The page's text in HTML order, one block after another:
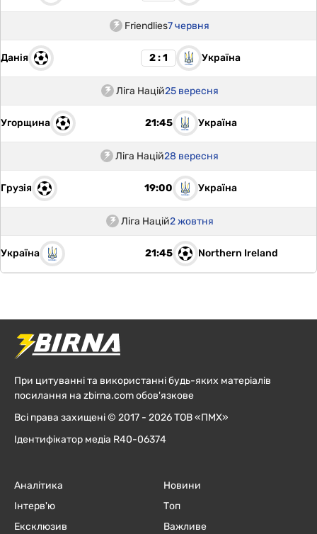
Friendlies7 червня
Данія 2 : 1 Україна
Ліга Націй25 вересня
Угорщина 21:45 Україна
Ліга Націй28 вересня
Грузія 19:00 Україна
Ліга Націй2 жовтня
Україна 21:45 Northern Ireland
При цитуванні та використанні будь-яких матеріалів
посилання на zbirna.com обов'язкове
Всі права захищені © 2017 - 2026 ТОВ «ПМХ»
Ідентифікатор медіа R40-06374
Аналітика
Інтерв'ю
Ексклюзив
Новини
Топ
Важливе